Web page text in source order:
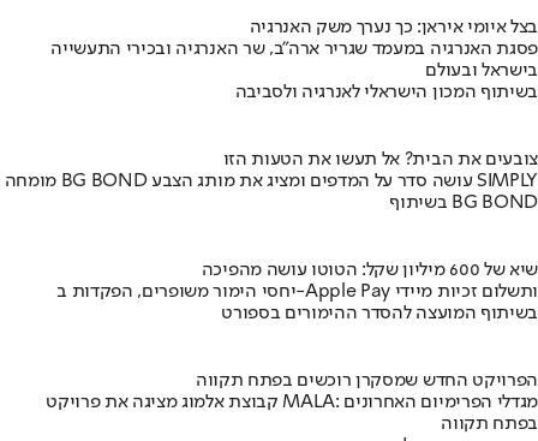
בצל איומי איראן: כך נערך משק האנרגיה
פסגת האנרגיה במעמד שגריר ארה"ב, שר האנרגיה ובכירי התעשייה
בישראל ובעולם
בשיתוף המכון הישראלי לאנרגיה ולסביבה
צובעים את הבית? אל תעשו את הטעות הזו
מומחה BG BOND עושה סדר על המדפים ומציג את מותג הצבע SIMPLY
בשיתוף BG BOND
שיא של 600 מיליון שקל: הטוטו עושה מהפיכה
יחסי הימור משופרים, הפקדות ב-Apple Pay ותשלום זכיות מיידי
בשיתוף המועצה להסדר ההימורים בספורט
הפרויקט החדש שמסקרן רוכשים בפתח תקווה
קבוצת אלמוג מציגה את פרויקט MALA: מגדלי הפרימיום האחרונים
בפתח תקווה